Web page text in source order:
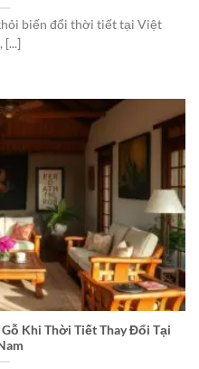
biến đổi thời tiết tại Việt
[...]
Gỗ Khi Thời Tiết Thay Đổi Tại